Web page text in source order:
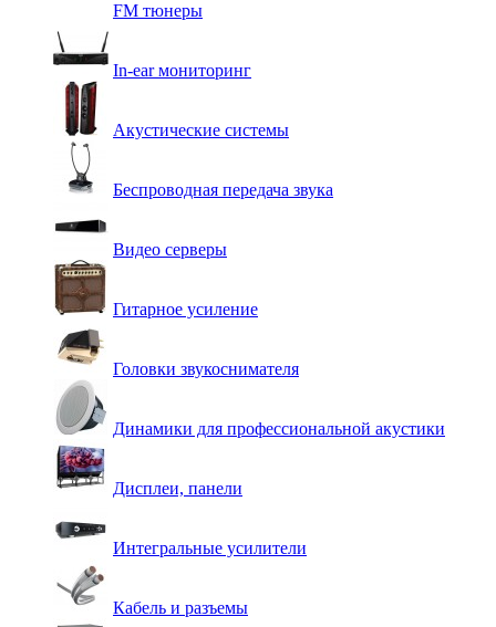
FM тюнеры
In-ear мониторинг
Акустические системы
Беспроводная передача звука
Видео серверы
Гитарное усиление
Головки звукоснимателя
Динамики для профессиональной акустики
Дисплеи, панели
Интегральные усилители
Кабель и разъемы